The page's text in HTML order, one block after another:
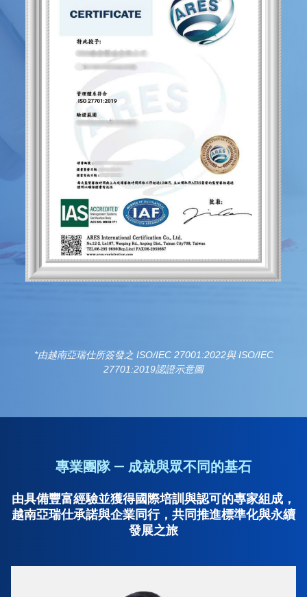
*由越南亞瑞仕所簽發之 ISO/IEC 27001:2022與 ISO/IEC
27701:2019認證示意圖
專業團隊 — 成就與眾不同的基石
由具備豐富經驗並獲得國際培訓與認可的專家組成，
越南亞瑞仕承諾與企業同行，共同推進標準化與永續
發展之旅